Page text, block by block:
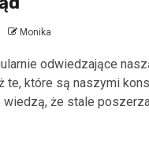
Monika
odwiedzające
te, które są naszymi
że stale